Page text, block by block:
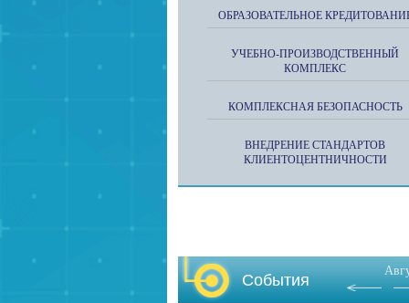
ОБРАЗОВАТЕЛЬНОЕ
УЧЕБНО-ПРОИЗВОДСТВЕННЫЙ
КОМПЛЕКС
КОМПЛЕКСНАЯ БЕЗОПАСНОСТЬ
ВНЕДРЕНИЕ СТАНДАРТОВ
КЛИЕНТОЦЕНТНИЧНОСТИ
События